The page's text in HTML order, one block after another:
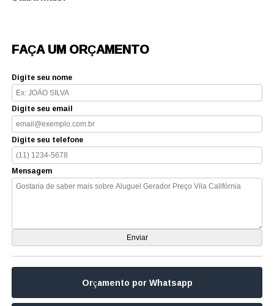
FAÇA UM ORÇAMENTO
Digite seu nome
Digite seu email
Digite seu telefone
Mensagem
Orçamento por Whatsapp